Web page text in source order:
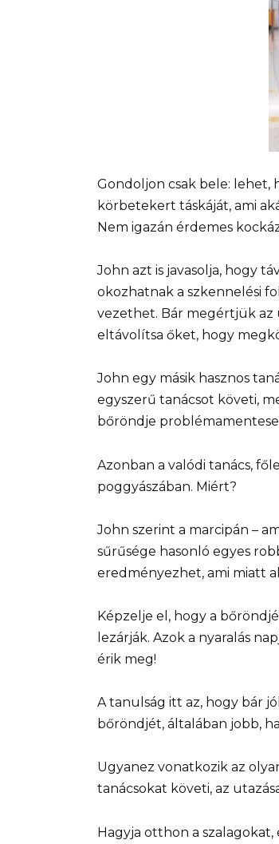
Gondoljon csak bele: lehet,
körbetekert táskáját, ami
Nem igazán érdemes
John azt is javasolja, hogy
okozhatnak a szkennelési
vezethet. Bár megértjük az
eltávolítsa őket, hogy
John egy másik hasznos
egyszerű tanácsot követi,
bőröndje
Azonban a valódi tanács,
poggyászában. Miért?
John szerint a marcipán –
sűrűsége hasonló egyes
eredményezhet, ami miatt
Képzelje el, hogy a
lezárják. Azok a nyaralás
érik meg!
A tanulság itt az, hogy bár
bőröndjét, általában jobb,
Ugyanez vonatkozik az
tanácsokat követi, az
Hagyja otthon a szalagokat,